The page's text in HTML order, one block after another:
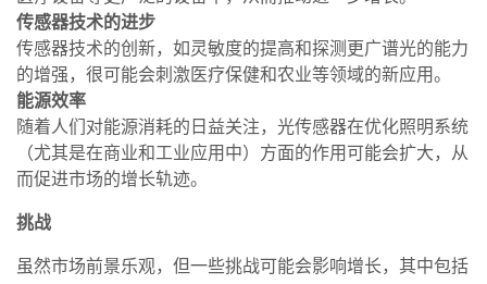
传感器技术的进步
传感器技术的创新，如灵敏度的提高和探测更广谱光的能力
的增强，很可能会刺激医疗保健和农业等领域的新应用。
能源效率
随着人们对能源消耗的日益关注，光传感器在优化照明系统
（尤其是在商业和工业应用中）方面的作用可能会扩大，从
而促进市场的增长轨迹。
挑战
虽然市场前景乐观，但一些挑战可能会影响增长，其中包括